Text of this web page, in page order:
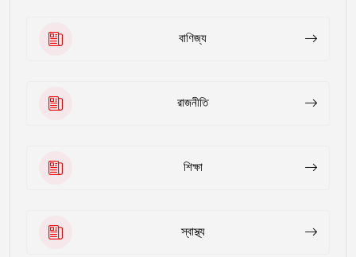
বাণিজ্য
রাজনীতি
শিক্ষা
স্বাস্থ্য